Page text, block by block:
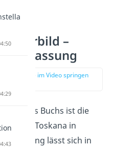
–
zur Stelle im Video springen
des Buchs ist die
in der Toskana in
Handlung lässt sich in